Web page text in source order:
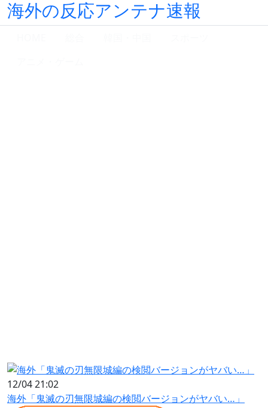
海外の反応アンテナ速報
12/04 21:02
海外「鬼滅の刃無限城編の検閲バージョンがヤバい…」